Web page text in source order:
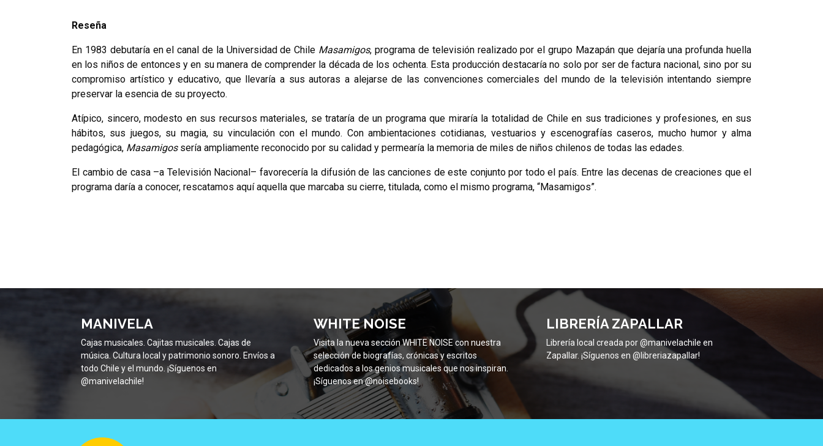
Reseña
En 1983 debutaría en el canal de la Universidad de Chile Masamigos, programa de televisión realizado por el grupo Mazapán que dejaría una profunda huella
en los niños de entonces y en su manera de comprender la década de los ochenta. Esta producción destacaría no solo por ser de factura nacional, sino por su
compromiso artístico y educativo, que llevaría a sus autoras a alejarse de las convenciones comerciales del mundo de la televisión intentando siempre
preservar la esencia de su proyecto.
Atípico, sincero, modesto en sus recursos materiales, se trataría de un programa que miraría la totalidad de Chile en sus tradiciones y profesiones, en sus
hábitos, sus juegos, su magia, su vinculación con el mundo. Con ambientaciones cotidianas, vestuarios y escenografías caseros, mucho humor y alma
pedagógica, Masamigossería ampliamente reconocido por su calidad y permearía la memoria de miles de niños chilenos de todas las edades.
El cambio de casa –a Televisión Nacional– favorecería la difusión de las canciones de este conjunto por todo el país. Entre las decenas de creaciones que el
programa daría a conocer, rescatamos aquí aquella que marcaba su cierre, titulada, como el mismo programa, “Masamigos”.
MANIVELA
Cajas musicales. Cajitas musicales. Cajas de
música. Cultura local y patrimonio sonoro. Envíos a
todo Chile y el mundo. ¡Síguenos en
@manivelachile!
WHITE NOISE
Visita la nueva sección WHITE NOISE con nuestra
selección de biografías, crónicas y escritos
dedicados a los genios musicales que nos inspiran.
¡Síguenos en @noisebooks!
LIBRERÍA ZAPALLAR
Librería local creada por @manivelachile en
Zapallar. ¡Síguenos en @libreriazapallar!